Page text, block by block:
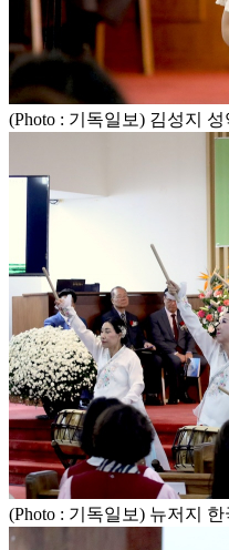
(Photo : 기독일보) 김성지
(Photo : 기독일보) 뉴저지